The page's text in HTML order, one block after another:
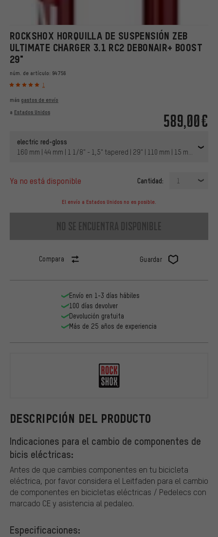
ROCKSHOX HORQUILLA DE SUSPENSIÓN ZEB
ULTIMATE CHARGER 3.1 RC2 DEBONAIR+ BOOST
29"
núm. de artículo: 94756
1
589,00€
más gastos de envío
a Estados Unidos
electric red-gloss
160 mm | 44 mm | 1 1/8" - 1,5" tapered | 29" | 110 mm | 15 mm Eje
ya no está disponible Cantidad: 1
El envío a Estados Unidos no es posible.
no se encuentra disponible
Compara Guardar
DESCRIPCIÓN DEL PRODUCTO
Indicaciones para el cambio de componentes de
bicis eléctricas:
Antes de que cambies componentes en tu bicicleta
eléctrica, por favor considera el Leitfaden para el cambio
de componentes en bicicletas eléctricas / Pedelecs con
marcado CE y asistencia al pedaleo.
Especificaciones:
Envío en 1-3 días hábiles
100 días devolver
Devolución gratuita
Más de 25 años de experiencia